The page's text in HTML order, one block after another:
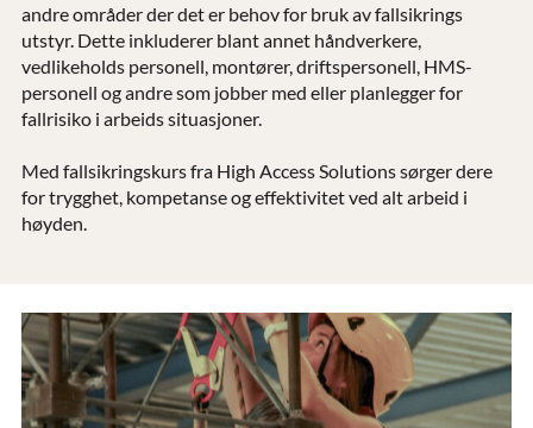
andre områder der det er behov for bruk av fallsikrings
utstyr. Dette inkluderer blant annet håndverkere,
vedlikeholds personell, montører, driftspersonell, HMS-
personell og andre som jobber med eller planlegger for
fallrisiko i arbeids situasjoner.
Med fallsikringskurs fra High Access Solutions sørger dere
for trygghet, kompetanse og effektivitet ved alt arbeid i
høyden.